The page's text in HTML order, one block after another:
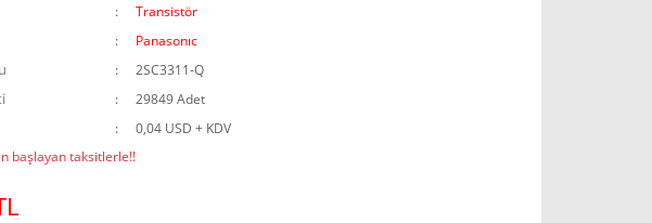
Transistör
Panasonıc
2SC3311-Q
29849 Adet
0,04 USD + KDV
başlayan taksitlerle!!